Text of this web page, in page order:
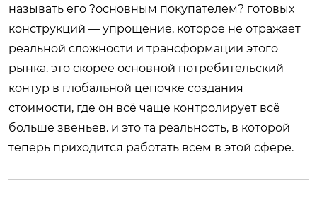
называть его ?основным покупателем? готовых
конструкций — упрощение, которое не отражает
реальной сложности и трансформации этого
рынка. это скорее основной потребительский
контур в глобальной цепочке создания
стоимости, где он всё чаще контролирует всё
больше звеньев. и это та реальность, в которой
теперь приходится работать всем в этой сфере.